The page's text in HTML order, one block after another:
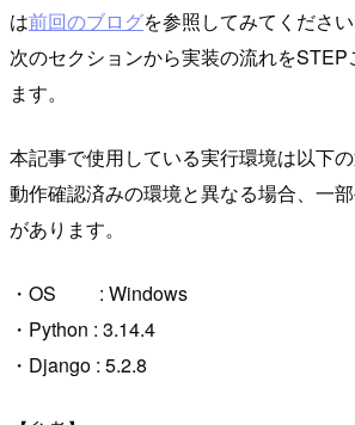
は前回のブログを参照してみてください
次のセクションから実装の流れをSTEP
ます。
本記事で使用している実行環境は以下の
動作確認済みの環境と異なる場合、一
があります。
・OS : Windows
・Python : 3.14.4
・Django : 5.2.8